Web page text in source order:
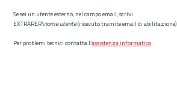
Se sei un utente esterno, nel campo email, scrivi
EXTRARER\nome utente(ricevuto tramite email di abilitazione)
Per problemi tecnici contatta l’assistenza informatica.